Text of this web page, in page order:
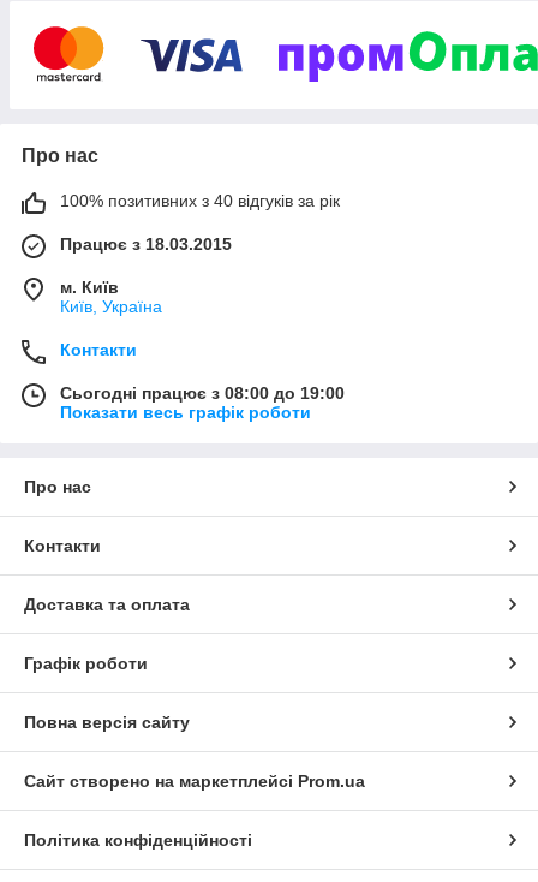
Про нас
100% позитивних з 40 відгуків за рік
Працює з 18.03.2015
м. Київ
Київ, Україна
Контакти
Сьогодні працює з 08:00 до 19:00
Показати весь графік роботи
Про нас
Контакти
Доставка та оплата
Графік роботи
Повна версія сайту
Сайт створено на маркетплейсі Prom.ua
Політика конфіденційності